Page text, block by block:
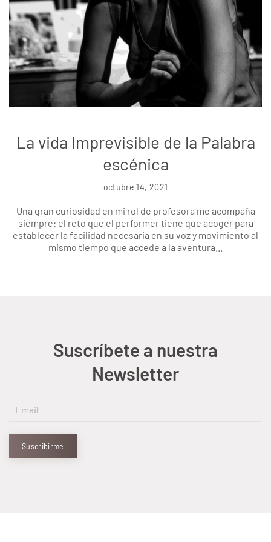
La vida Imprevisible de la Palabra
escénica
octubre 14, 2021
Una gran curiosidad en mi rol de profesora me acompaña
siempre: el reto que el performer tiene que acoger para
establecer la facilidad necesaria en su voz y movimiento al
mismo tiempo que accede a la aventura...
Suscríbete a nuestra
Newsletter
Suscribirme